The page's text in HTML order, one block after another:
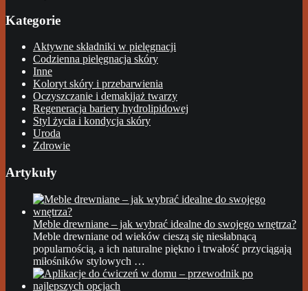
Kategorie
Aktywne składniki w pielęgnacji
Codzienna pielęgnacja skóry
Inne
Koloryt skóry i przebarwienia
Oczyszczanie i demakijaż twarzy
Regeneracja bariery hydrolipidowej
Styl życia i kondycja skóry
Uroda
Zdrowie
Artykuły
Meble drewniane – jak wybrać idealne do swojego wnętrza?
Meble drewniane od wieków cieszą się niesłabnącą
popularnością, a ich naturalne piękno i trwałość przyciągają
miłośników stylowych …